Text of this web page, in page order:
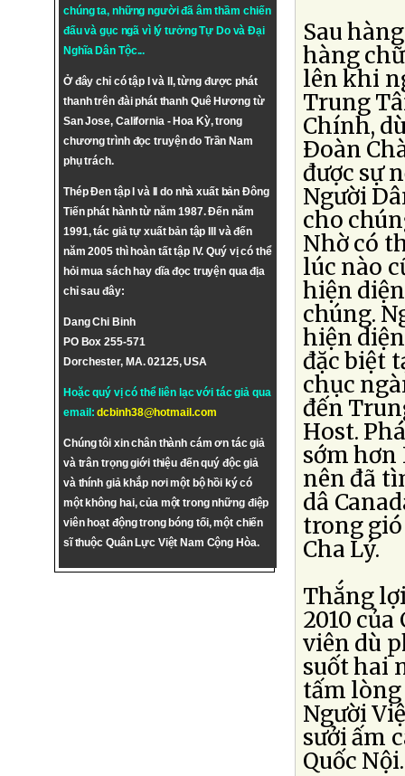
chúng ta, những người đã âm thầm chiến
đấu và gục ngã vì lý tưởngTự DovàĐại
Nghĩa Dân Tộc...
Ở đây chỉ có tập I và II, từng được phát
thanh trên đài phát thanh Quê Hương từ
San Jose, California - Hoa Kỳ, trong
chương trình đọc truyện do Trần Nam
phụ trách.
Thép Đen tập I và II do nhà xuất bản Đông
Tiến phát hành từ năm 1987. Đến năm
1991, tác giả tự xuất bản tập III và đến
năm 2005 thì hoàn tất tập IV. Quý vị có thể
hỏi mua sách hay dĩa đọc truyện qua địa
chỉ sau đây:
Dang Chi Binh
PO Box 255-571
Dorchester, MA. 02125, USA
Hoặc quý vị có thể liên lạc với tác giả qua
email:dcbinh38@hotmail.com
Chúng tôi xin chân thành cám ơn tác giả
và trân trọng giới thiệu đến quý độc giả
và thính giả khắp nơi một bộ hồi ký có
một không hai, của một trong những điệp
viên hoạt động trong bóng tối, một chiến
sĩ thuộc Quân Lực Việt Nam Cộng Hòa.
Sau
hàng
lên khi
Trung
Chính,
Ðoàn
được sự
Người
cho
Nhờ có
lúc nào
hiện
chúng.
hiện
đặc biệt
chục
đến
Host.
sớm hơn
nên đã
dâ
trong
Cha Lý.
Thắng
2010
viên dù
suốt hai
tấm lòng
Người
sưởi ấm
Quốc